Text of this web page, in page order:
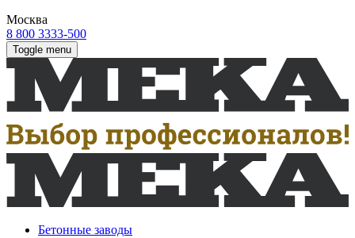
Москва
8 800 3333-500
Toggle menu
Бетонные заводы